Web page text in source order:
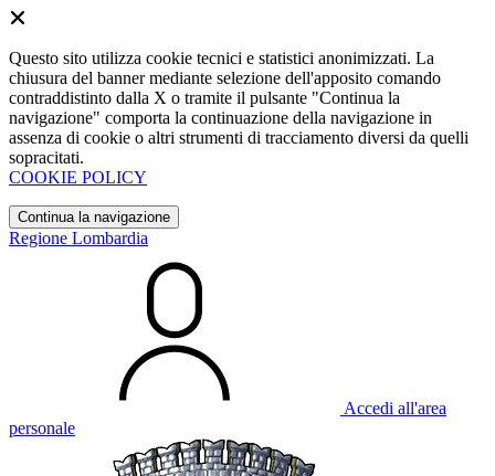
Questo sito utilizza cookie tecnici e statistici anonimizzati. La
chiusura del banner mediante selezione dell'apposito comando
contraddistinto dalla X o tramite il pulsante "Continua la
navigazione" comporta la continuazione della navigazione in
assenza di cookie o altri strumenti di tracciamento diversi da quelli
sopracitati.
COOKIE POLICY
Continua la navigazione
Regione Lombardia
Accedi all'area
personale